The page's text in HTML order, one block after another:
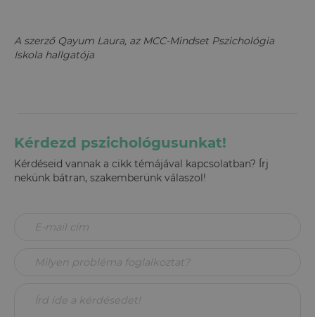
A szerző Qayum Laura, az MCC-Mindset Pszichológia
Iskola hallgatója
Kérdezd pszichológusunkat!
Kérdéseid vannak a cikk témájával kapcsolatban? Írj
nekünk bátran, szakemberünk válaszol!